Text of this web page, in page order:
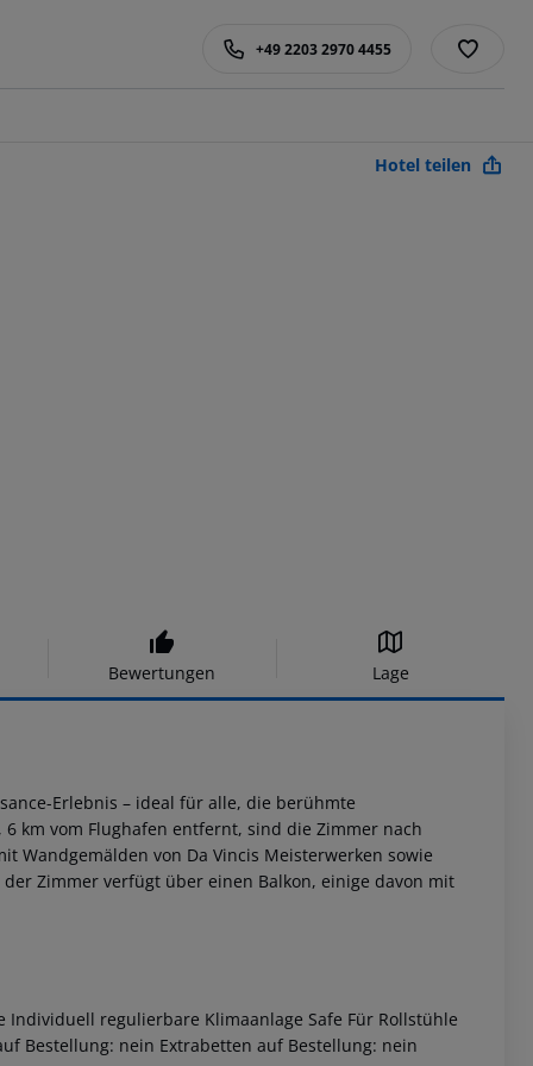
+49 2203 2970 4455
Hotel teilen
Bewertungen Lage
Erlebnis – ideal für alle, die berühmte
km vom Flughafen entfernt, sind die Zimmer nach
Wandgemälden von Da Vincis Meisterwerken sowie
Zimmer verfügt über einen Balkon, einige davon mit
regulierbare Klimaanlage Safe Für Rollstühle
Bestellung: nein Extrabetten auf Bestellung: nein